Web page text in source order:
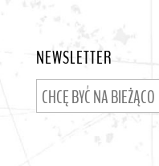
NEWSLETTER